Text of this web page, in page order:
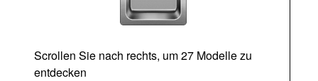
Scrollen Sie nach rechts, um 27 Modelle zu
entdecken